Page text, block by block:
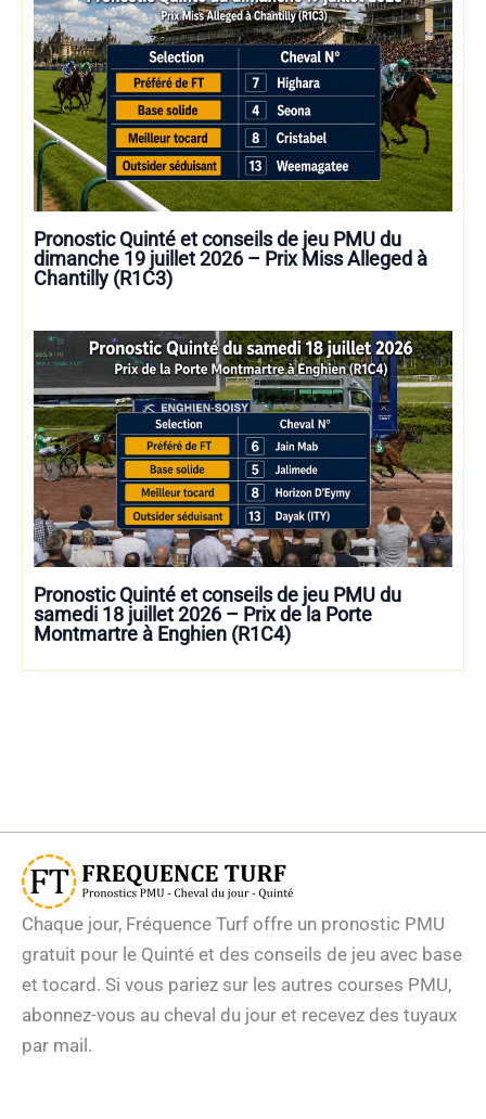
Pronostic Quinté et conseils de jeu PMU du
dimanche 19 juillet 2026 – Prix Miss Alleged à
Chantilly (R1C3)
Pronostic Quinté et conseils de jeu PMU du
samedi 18 juillet 2026 – Prix de la Porte
Montmartre à Enghien (R1C4)
Chaque jour, Fréquence Turf offre un pronostic PMU
gratuit pour le Quinté et des conseils de jeu avec base
et tocard. Si vous pariez sur les autres courses PMU,
abonnez-vous au cheval du jour et recevez des tuyaux
par mail.